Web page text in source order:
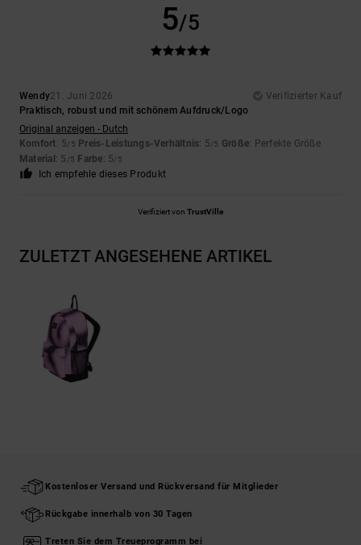
5/5
Wendy21. Juni 2026
Verifizierter Kauf
Praktisch, robust und mit schönem Aufdruck/Logo
Original anzeigen - Dutch
Komfort: 5/5 Preis-Leistungs-Verhältnis: 5/5 Größe: Perfekte Größe
Material : 5 /5 Farbe: 5/5
Ich empfehle dieses Produkt
Verifiziert von TrustVille
ZULETZT ANGESEHENE ARTIKEL
Kostenloser Versand und Rückversand für Mitglieder
Rückgabe innerhalb von 30 Tagen
Treten Sie dem Treueprogramm bei